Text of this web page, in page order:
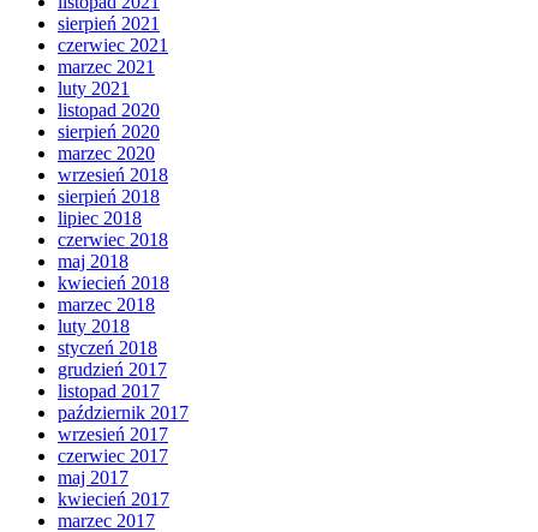
sierpień 2021
czerwiec 2021
marzec 2021
luty 2021
listopad 2020
sierpień 2020
marzec 2020
wrzesień 2018
sierpień 2018
lipiec 2018
czerwiec 2018
maj 2018
kwiecień 2018
marzec 2018
luty 2018
styczeń 2018
grudzień 2017
listopad 2017
październik 2017
wrzesień 2017
czerwiec 2017
maj 2017
kwiecień 2017
marzec 2017